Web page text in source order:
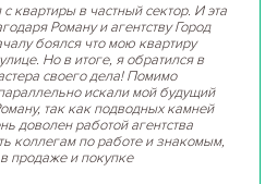
квартиры в частный сектор. И эта
Роману и агентству Город
боялся что мою квартиру
Но в итоге, я обратился в
своего дела! Помимо
искали мой будущий
так как подводных камней
доволен работой агентства
коллегам по работе и знакомым,
продаже и покупке